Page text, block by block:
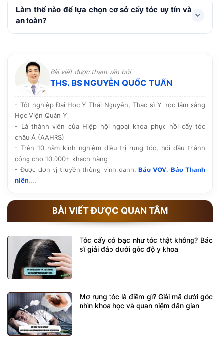
chế vận động mạnh, bơi lội, xông hơi, rượu bia và
thuốc lá. Chú ý dùng thuốc theo chỉ định, chăm sóc và
tái khám đúng lịch.
Với các kỹ thuật hiện đại như FUE, HAT hay cấy sợi dài
PNS, vùng hiến nang và cấy tóc chỉ tạo những vi điểm
Làm thế nào để lựa chọn cơ sở cấy tóc uy tín và
an toàn?
hiện, quy trình vô khuẩn rõ ràng cùng công nghệ tiên
tiến. Ngoài ra, hãy tham khảo hình ảnh thực tế, phản
hồi của khách hàng và chính sách bảo hành, chăm sóc
Bài viết được tham vấn bởi
THS. BS NGUYỄN QUỐC TUẤN
- Tốt nghiệp Đại Học Y Thái Nguyên, Thạc sĩ Y học lâm sàng
Học Viện Quân Y
- Là thành viên của Hiệp hội ngoại khoa phục hồi cấy tóc
châu Á (AAHRS)
- Trên 10 năm kinh nghiệm điều trị rụng tóc, hói đầu thành
công cho 10.000+ khách hàng
- Được đơn vị truyền thông vinh danh: Báo VOV, Báo Thanh
niên,...
BÀI VIẾT ĐƯỢC QUAN TÂM
Tóc cấy có bạc như tóc thật không? Bác
sĩ giải đáp dưới góc độ y khoa
Mơ rụng tóc là điềm gì? Giải mã dưới góc
nhìn khoa học và quan niệm dân gian